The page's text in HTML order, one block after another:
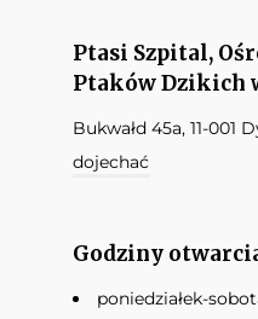
Ptasi Szpital,
Ptaków Dzikich
Bukwałd 45a, 11-001
dojechać
Godziny
poniedziałek-